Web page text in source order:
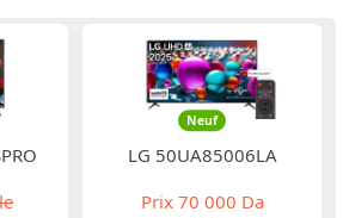
Neuf
LG 50UA85006LA
Prix70 000 Da